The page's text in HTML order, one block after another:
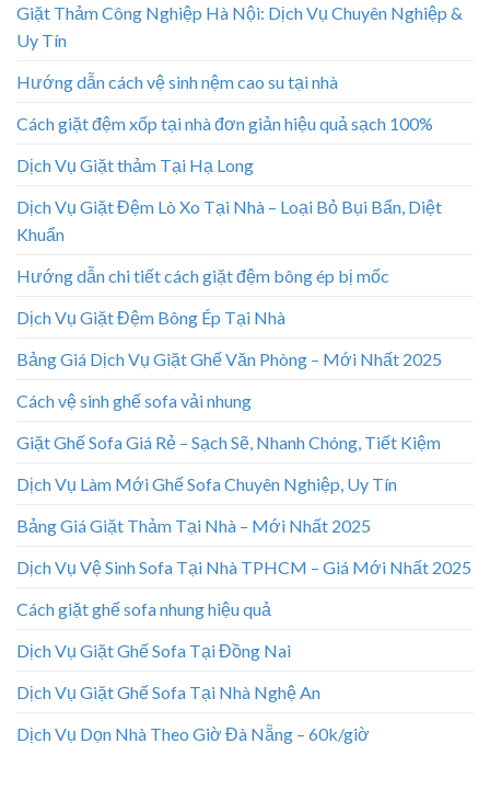
Giặt Thảm Công Nghiệp Hà Nội: Dịch Vụ Chuyên Nghiệp &
Uy Tín
Hướng dẫn cách vệ sinh nệm cao su tại nhà
Cách giặt đệm xốp tại nhà đơn giản hiệu quả sạch 100%
Dịch Vụ Giặt thảm Tại Hạ Long
Dịch Vụ Giặt Đệm Lò Xo Tại Nhà – Loại Bỏ Bụi Bẩn, Diệt
Khuẩn
Hướng dẫn chi tiết cách giặt đệm bông ép bị mốc
Dịch Vụ Giặt Đệm Bông Ép Tại Nhà
Bảng Giá Dịch Vụ Giặt Ghế Văn Phòng – Mới Nhất 2025
Cách vệ sinh ghế sofa vải nhung
Giặt Ghế Sofa Giá Rẻ – Sạch Sẽ, Nhanh Chóng, Tiết Kiệm
Dịch Vụ Làm Mới Ghế Sofa Chuyên Nghiệp, Uy Tín
Bảng Giá Giặt Thảm Tại Nhà – Mới Nhất 2025
Dịch Vụ Vệ Sinh Sofa Tại Nhà TPHCM – Giá Mới Nhất 2025
Cách giặt ghế sofa nhung hiệu quả
Dịch Vụ Giặt Ghế Sofa Tại Đồng Nai
Dịch Vụ Giặt Ghế Sofa Tại Nhà Nghệ An
Dịch Vụ Dọn Nhà Theo Giờ Đà Nẵng – 60k/giờ